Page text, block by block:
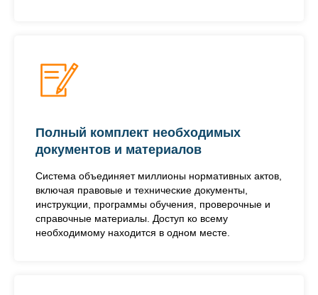
Полный комплект необходимых
документов и материалов
Система объединяет миллионы нормативных актов,
включая правовые и технические документы,
инструкции, программы обучения, проверочные и
справочные материалы. Доступ ко всему
необходимому находится в одном месте.